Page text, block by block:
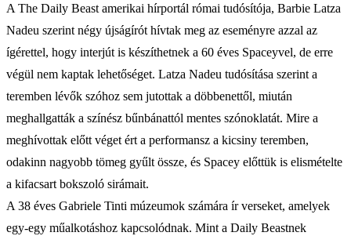
A The Daily Beast amerikai hírportál római tudósítója, Barbie Latza
Nadeu szerint négy újságírót hívtak meg az eseményre azzal az
ígérettel, hogy interjút is készíthetnek a 60 éves Spaceyvel, de erre
végül nem kaptak lehetőséget. Latza Nadeu tudósítása szerint a
teremben lévők szóhoz sem jutottak a döbbenettől, miután
meghallgatták a színész bűnbánattól mentes szónoklatát. Mire a
meghívottak előtt véget ért a performansz a kicsiny teremben,
odakinn nagyobb tömeg gyűlt össze, és Spacey előttük is elismételte
a kifacsart bokszoló sirámait.
A 38 éves Gabriele Tinti múzeumok számára ír verseket, amelyek
egy-egy műalkotáshoz kapcsolódnak. Mint a Daily Beastnek